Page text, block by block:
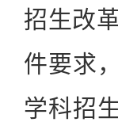
招生改
件要求
学科招